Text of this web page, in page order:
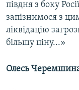
півдня з боку
запізнимося з
ліквідацію
більшу ціну...»
Олесь